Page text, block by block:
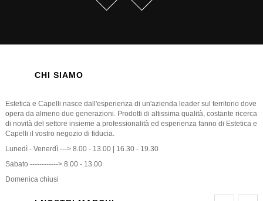
CHI SIAMO
Estetica e Capelli nasce dall'esperienza di un'azienda leader sul territorio dove
opera da almeno due generazioni. Prodotti di altissima qualità, costante ricerca
di novità del settore insieme a professionalità ed esperienza fanno di Estetica e
Capelli il vostro negozio di fiducia.
Lunedì - Venerdì ---> 8.00 - 13.00 | 16.30 - 19.30
Sabato ------------> 8.00 - 13.00
Domenica chiusi